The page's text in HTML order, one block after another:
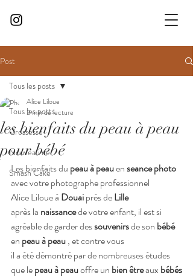
Post
Tous les posts
Grossesse
Nouveau ne
Smash Cake
Tous les posts
les bienfaits du peau à peau
pour bébé
Alice Liloue
2 min de lecture
Les bienfaits du peau à peau en seance photo
avec votre photographe professionnel
Alice Liloue à Douai près de Lille
après la naissance de votre enfant, il est si
agréable de garder des souvenirs de son bébé
en peau à peau , et contre vous
il a été démontré par de nombreuses études
que le peau à peau offre un bien être aux bébés